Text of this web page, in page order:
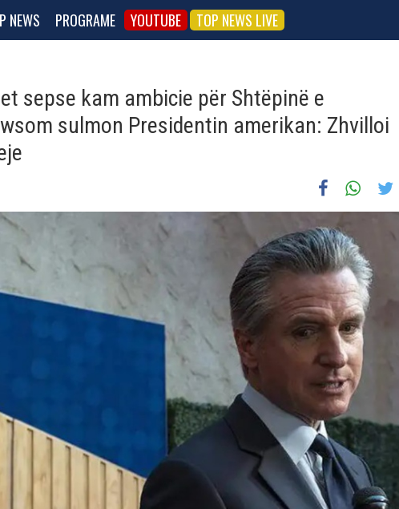
NEWS PROGRAME YOUTUBE TOP NEWS LIVE
sepse kam ambicie për Shtëpinë e
sulmon Presidentin amerikan: Zhvilloi